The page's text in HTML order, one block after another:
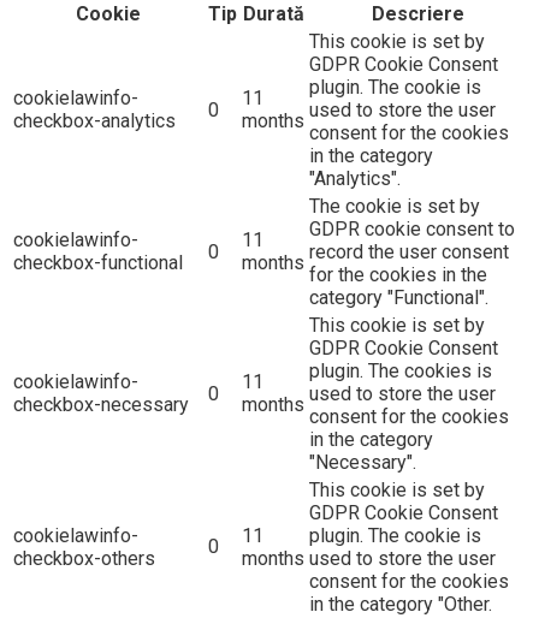
Cookie
Tip Durată Descriere
cookielawinfo-
checkbox-analytics
0
11
months
This cookie is set by
GDPR Cookie Consent
plugin. The cookie is
used to store the user
consent for the cookies
in the category
"Analytics".
cookielawinfo-
checkbox-functional
0
11
months
The cookie is set by
GDPR cookie consent to
record the user consent
for the cookies in the
category "Functional".
cookielawinfo-
checkbox-necessary
0
11
months
This cookie is set by
GDPR Cookie Consent
plugin. The cookies is
used to store the user
consent for the cookies
in the category
"Necessary".
cookielawinfo-
checkbox-others
0
11
months
This cookie is set by
GDPR Cookie Consent
plugin. The cookie is
used to store the user
consent for the cookies
in the category "Other.